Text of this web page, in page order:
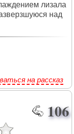
лизала
над
на рассказ
106